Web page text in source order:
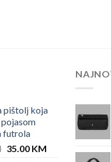
pištolj koja
pojasom
futrola
Original
35.00 KMCurrent